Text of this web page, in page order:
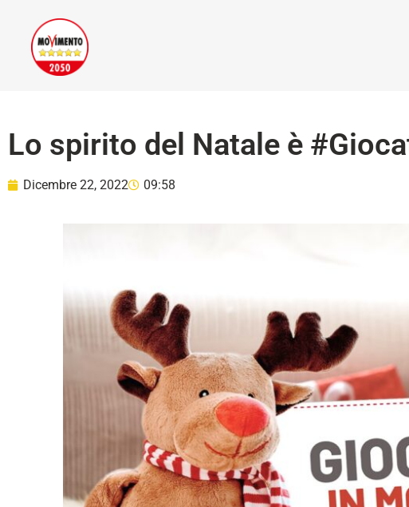
Lo spirito del Natale è
Dicembre 22, 2022 09:58